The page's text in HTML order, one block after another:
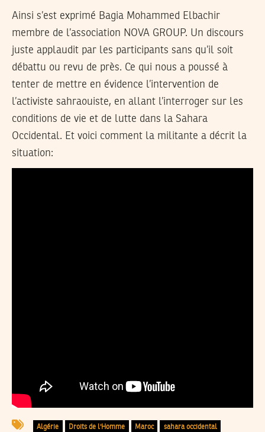
Ainsi s’est exprimé Bagia Mohammed Elbachir
membre de l’association NOVA GROUP. Un discours
juste applaudit par les participants sans qu’il soit
débattu ou revu de près. Ce qui nous a poussé à
tenter de mettre en évidence l’intervention de
l’activiste sahraouiste, en allant l’interroger sur les
conditions de vie et de lutte dans la Sahara
Occidental. Et voici comment la militante a décrit la
situation:
Algérie Droits de l'Homme Maroc sahara occidental